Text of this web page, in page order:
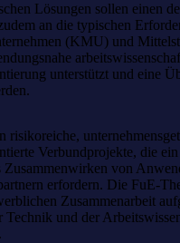
Lösungen sollen einen
an die typischen
(KMU) und
unterstützt und eine
risikoreiche,
Verbundprojekte, die
Zusammenwirken von
erfordern. Die FuE-
Zusammenarbeit
Technik und der